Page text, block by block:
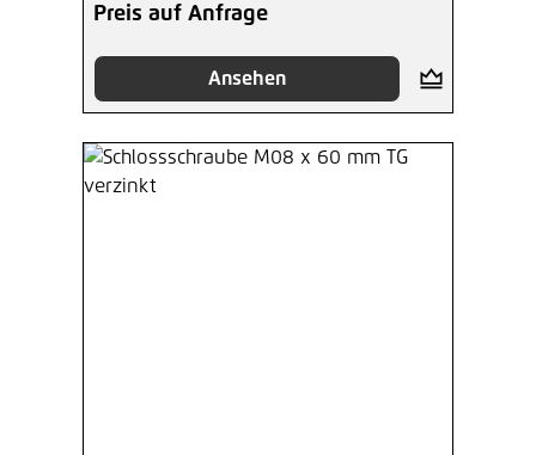
Preis auf Anfrage
Ansehen